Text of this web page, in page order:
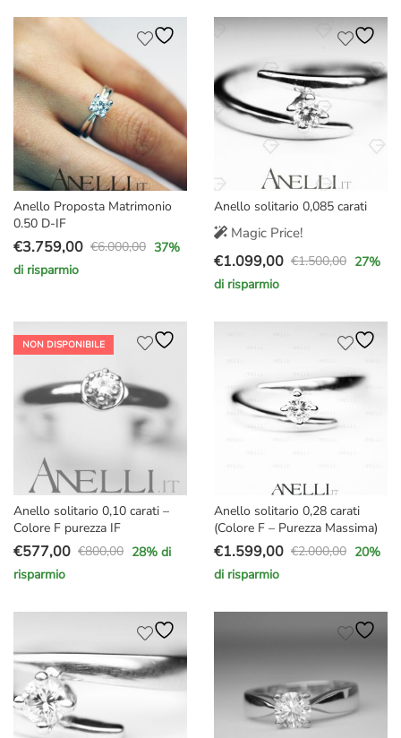
era:
€5.000,00.
€3.270,00.
€4.800,00.
€3.290,00.
Anello Proposta Matrimonio
0.50 D-IF
€6.000,00
Il
prezzo
era:
€6.000,00.
€3.759,00
Il
prezzo
è:
€3.759,00.
37%
di risparmio
Anello solitario 0,085 carati
Magic Price!
€1.500,00
Il
prezzo
€1.099,00
Il
prezzo
27%
di risparmio
NON DISPONIBILE
Anello solitario 0,10 carati –
Colore F purezza IF
€800,00
Il
prezzo
€800,00.
€577,00
Il
prezzo
€577,00.
28% di
risparmio
Anello solitario 0,28 carati
(Colore F – Purezza Massima)
€2.000,00
Il
prezzo
€1.599,00
Il
prezzo
20%
di risparmio